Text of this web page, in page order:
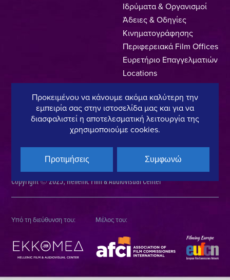
Ιδρύματα & Οργανισμοί
Άδειες & Οδηγίες
Κινηματογράφησης
Περιφερειακά Film Offices
Ευρετήριο Επαγγελματιών
Locations
Made In Greece
Greek Facts
Επικοινωνία
Πολιτική Απορρήτου Πολιτική Cookies
Copyright © 2025, Hellenic Film & Audiovisual Center
Υπό τη διεύθυνση του: Μέλος του:
Προκειμένου να κάνουμε ακόμα καλύτερη την
εμπειρία σας στην ιστοσελίδα μας και για να
διασφαλιστεί η αποτελεσματική λειτουργία της
χρησιμοποιούμε cookies.
Προτιμήσεις Συμφωνώ